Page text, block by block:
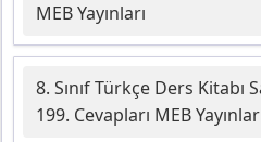
MEB Yayınları
8. Sınıf Türkçe Ders Kitabı
199. Cevapları MEB